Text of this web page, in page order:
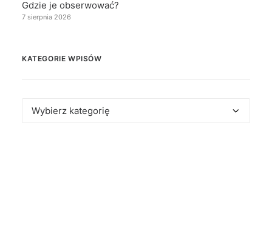
Gdzie je obserwować?
7 sierpnia 2026
KATEGORIE WPISÓW
Kategorie